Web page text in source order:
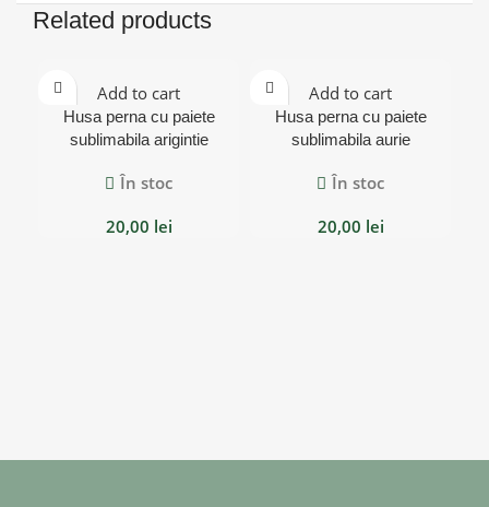
Related products
Add to cart
Husa perna cu paiete
sublimabila arigintie
În stoc
20,00 lei
Add to cart
Husa perna cu paiete
sublimabila aurie
În stoc
20,00 lei